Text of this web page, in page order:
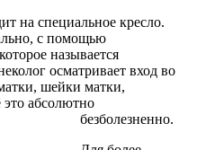
на специальное кресло.
с помощью
называется
осматривает вход во
шейки матки,
абсолютно
безболезненно.